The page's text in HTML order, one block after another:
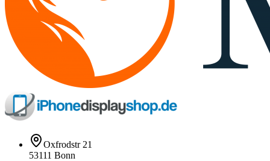
Oxfrodstr 21
53111 Bonn